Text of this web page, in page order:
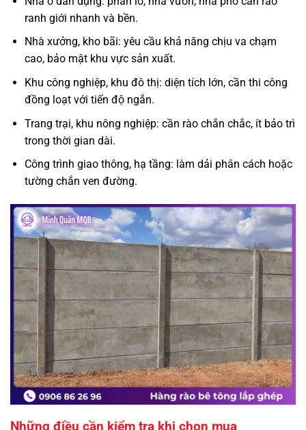
ranh giới nhanh và bền.
Nhà xưởng, kho bãi: yêu cầu khả năng chịu va chạm
cao, bảo mật khu vực sản xuất.
Khu công nghiệp, khu đô thị: diện tích lớn, cần thi công
đồng loạt với tiến độ ngắn.
Trang trại, khu nông nghiệp: cần rào chắn chắc, ít bảo trì
trong thời gian dài.
Công trình giao thông, hạ tầng: làm dải phân cách hoặc
tường chắn ven đường.
Những điều cần kiểm tra khi chọn mua